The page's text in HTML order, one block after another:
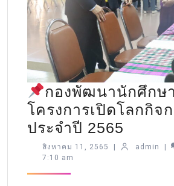
กองพัฒนานักศึกษ
โครงการเปิดโลกกิจ
ประจำปี 2565
สิงหาคม 11, 2565 | admin |
7:10 am